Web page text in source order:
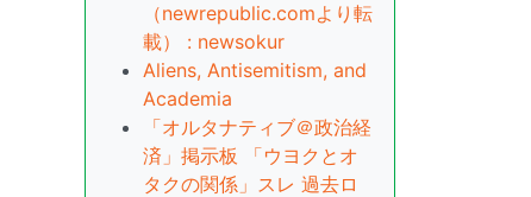
（newrepublic.comより転
載） : newsokur
Aliens, Antisemitism, and
Academia
「オルタナティブ＠政治経
済」掲示板 「ウヨクとオ
タクの関係」スレ 過去ロ